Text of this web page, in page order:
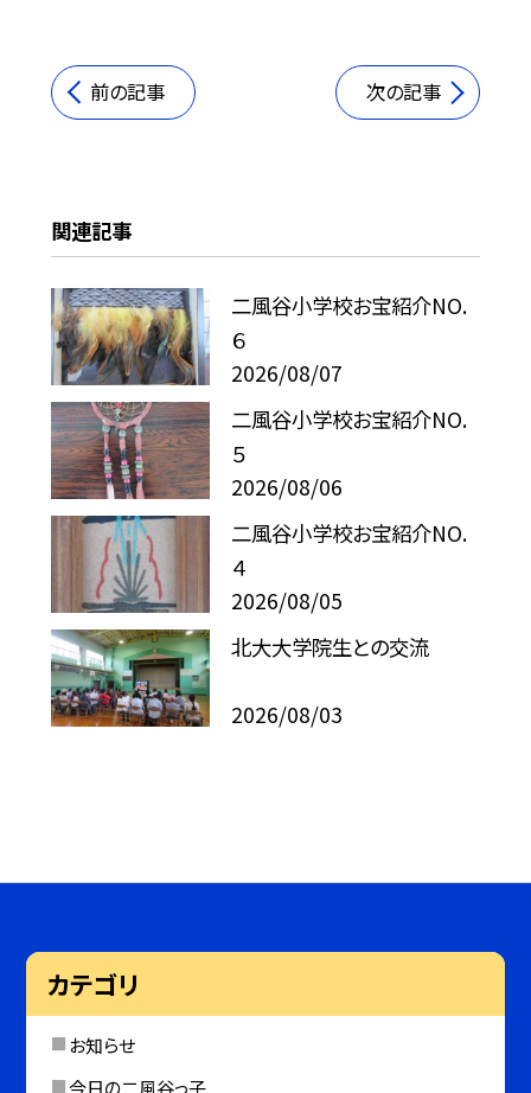
前の記事 次の記事
関連記事
二風谷小学校お宝紹介NO.
６
2026/08/07
二風谷小学校お宝紹介NO.
５
2026/08/06
二風谷小学校お宝紹介NO.
４
2026/08/05
北大大学院生との交流
2026/08/03
カテゴリ
お知らせ
今日の二風谷っ子